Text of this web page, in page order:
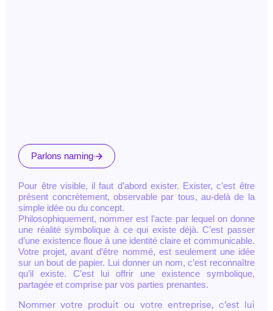
Parlons naming
Pour être visible, il faut d’abord exister. Exister, c’est être
présent concrètement, observable par tous, au-delà de la
simple idée ou du concept.
Philosophiquement, nommer est l’acte par lequel on donne
une réalité symbolique à ce qui existe déjà. C’est passer
d’une existence floue à une identité claire et communicable.
Votre projet, avant d’être nommé, est seulement une idée
sur un bout de papier. Lui donner un nom, c’est reconnaître
qu’il existe. C’est lui offrir une existence symbolique,
partagée et comprise par vos parties prenantes.
Nommer votre produit ou votre entreprise, c’est lui